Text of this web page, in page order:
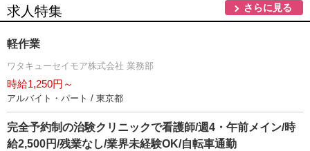
求人特集 さらに見る
軽作業
ワタキューセイモア株式会社 業務部
時給1,250円～
アルバイト・パート / 東京都
完全予約制の治験クリニックで看護師/週4・午前メイン/時
給2,500円/残業なし/業界未経験OK/自転車通勤